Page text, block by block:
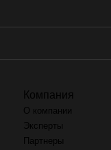
Компания
О компании
Эксперты
Партнеры